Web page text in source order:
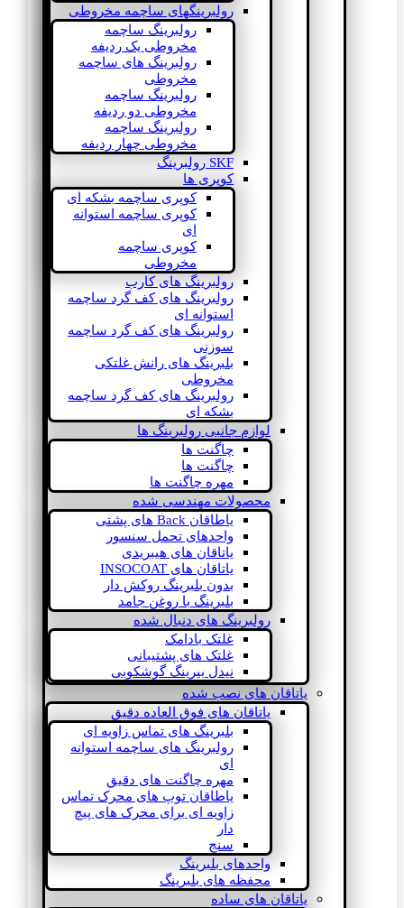
رولبرینگهای ساچمه مخروطی
رولبرینگ ساچمه
مخروطی یک ردیفه
رولبرینگ های ساچمه
مخروطی
رولبرینگ ساچمه
مخروطی دو ردیفه
رولبرینگ ساچمه
مخروطی چهار ردیفه
SKF رولبرینگ
کوپری ها
کوپری ساچمه بشکه ای
کوپری ساچمه استوانه
ای
کوپری ساچمه
مخروطی
رولبرینگ های کارب
رولبرینگ های کف گرد ساچمه
استوانه ای
رولبرینگ های کف گرد ساچمه
سوزنی
بلبرینگ های رانش غلتکی
مخروطی
رولبرینگ های کف گرد ساچمه
بشکه ای
لوازم جانبی رولبرینگ ها
چاگنت ها
چاگنت ها
مهره چاگنت ها
محصولات مهندسی شده
یاطاقان Back های پشتی
واحدهای تحمل سنسور
یاتاقان های هیبریدی
یاتاقان های INSOCOAT
بدون بلبرینگ روکش دار
بلبرینگ با روغن جامد
رولبرینگ های دنبال شده
غلتک بادامک
غلتک های پشتیبانی
نیدل بیرینگ گوشکوبی
یاتاقان های نصب شده
یاتاقان های فوق العاده دقیق
بلبرینگ های تماس زاویه ای
رولبرینگ های ساچمه استوانه
ای
مهره چاگنت های دقیق
یاطاقان توپ های محرک تماس
زاویه ای برای محرک های پیچ
دار
سنج
واحدهای بلبرینگ
محفظه های بلبرینگ
یاتاقان های ساده